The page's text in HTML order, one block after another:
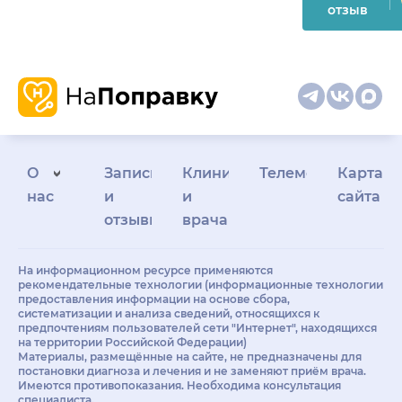
отзыв
О
нас
Запись
и
отзывы
Клиникам
и
врачам
Телемедицина
Карта
сайта
На информационном ресурсе применяются
рекомендательные технологии (информационные технологии
предоставления информации на основе сбора,
систематизации и анализа сведений, относящихся к
предпочтениям пользователей сети "Интернет", находящихся
на территории Российской Федерации)
Материалы, размещённые на сайте, не предназначены для
постановки диагноза и лечения и не заменяют приём врача.
Имеются противопоказания. Необходима консультация